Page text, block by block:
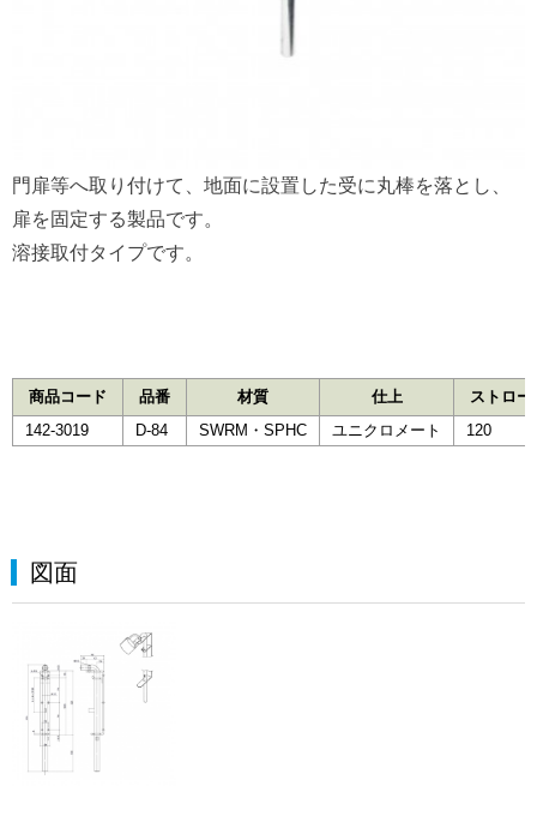
門扉等へ取り付けて、地面に設置した受に丸棒を落とし、
扉を固定する製品です。
溶接取付タイプです。
商品コード 品番 材質 仕上
ストロ
142-3019
D-84 SWRM・SPHC ユニクロメート 120
図面